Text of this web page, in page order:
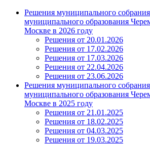
Решения муниципального
муниципального образования
Москве в 2026 году
Решения от 20.01.2026
Решения от 17.02.2026
Решения от 17.03.2026
Решения от 22.04.2026
Решения от 23.06.2026
Решения муниципального
муниципального образования
Москве в 2025 году
Решения от 21.01.2025
Решения от 18.02.2025
Решения от 04.03.2025
Решения от 19.03.2025